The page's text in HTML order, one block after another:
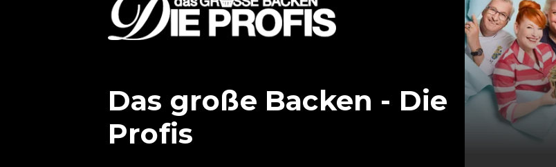
Das große Backen - Die
Profis